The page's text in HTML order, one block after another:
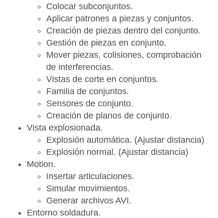
Colocar subconjuntos.
Aplicar patrones a piezas y conjuntos.
Creación de piezas dentro del conjunto.
Gestión de piezas en conjunto.
Mover piezas, colisiones, comprobación
de interferencias.
Vistas de corte en conjuntos.
Familia de conjuntos.
Sensores de conjunto.
Creación de planos de conjunto.
Vista explosionada.
Explosión automática. (Ajustar distancia)
Explosión normal. (Ajustar distancia)
Motion.
Insertar articulaciones.
Simular movimientos.
Generar archivos AVI.
Entorno soldadura.